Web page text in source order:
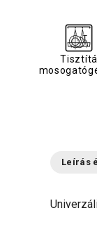
Leírás